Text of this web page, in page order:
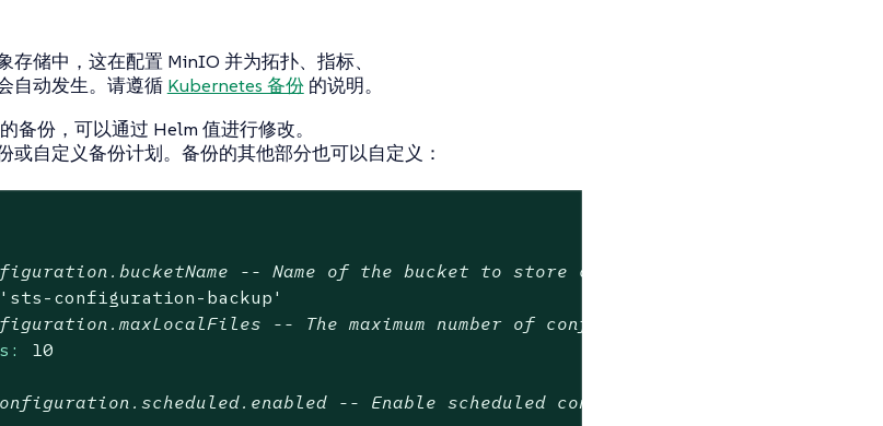
存储中，这在配置 MinIO 并为拓扑、指标、
自动发生。请遵循 Kubernetes 备份的说明。
备份，可以通过 Helm 值进行修改。
或自定义备份计划。备份的其他部分也可以自定义：
-- Name of the bucket to store configuration backups
'sts-configuration-backup'
-- The maximum number of configuration backup
10
-- Enable scheduled configuration backups (if